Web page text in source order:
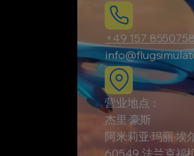
+49 157
营业地点：
杰里·豪斯
阿米莉亚·玛丽·
60549 法兰克福